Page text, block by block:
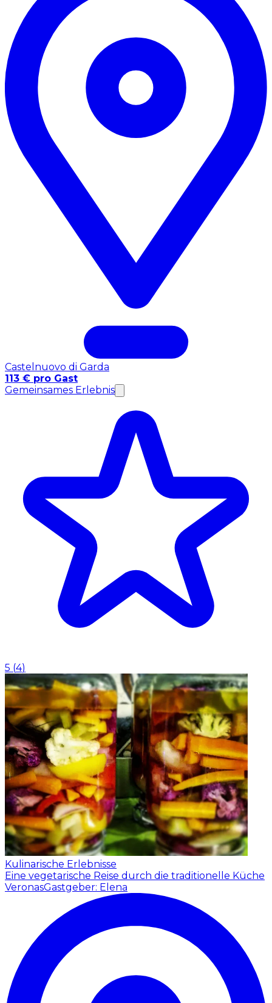
Castelnuovo di Garda
113 € pro Gast
Gemeinsames Erlebnis
5 (4)
Kulinarische Erlebnisse
Eine vegetarische Reise durch die traditionelle Küche
VeronasGastgeber: Elena